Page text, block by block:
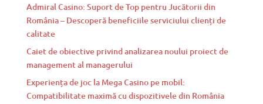
Admiral Casino: Suport de Top pentru Jucătorii din
România – Descoperă beneficiile serviciului clienți de
calitate
Caiet de obiective privind analizarea noului proiect de
management al managerului
Experiența de joc la Mega Casino pe mobil:
Compatibilitate maximă cu dispozitivele din România